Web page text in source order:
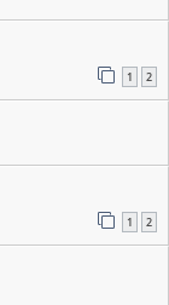
1 2
1 2